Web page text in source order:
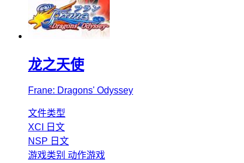
龙之天使
Frane: Dragons' Odyssey
文件类型
XCI
日文
NSP 日文
游戏类别 动作游戏